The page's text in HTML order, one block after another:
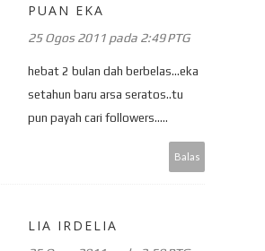
PUAN EKA
25 Ogos 2011 pada 2:49 PTG
hebat 2 bulan dah berbelas...eka
setahun baru arsa seratos..tu
pun payah cari followers.....
Balas
LIA IRDELIA